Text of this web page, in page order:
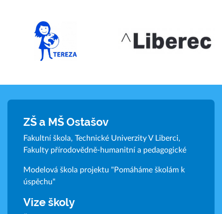
ZŠ a MŠ Ostašov
Fakultní škola, Technické Univerzity V Liberci,
Fakulty přírodovědně-humanitní a pedagogické
Modelová škola projektu "Pomáháme školám k
úspěchu"
Vize školy